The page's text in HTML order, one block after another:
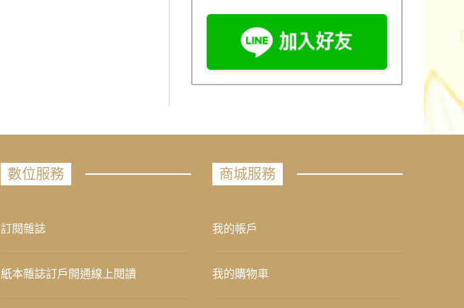
數位服務
訂閱雜誌
紙本雜誌訂戶開通線上閱讀
商城服務
我的帳戶
我的購物車